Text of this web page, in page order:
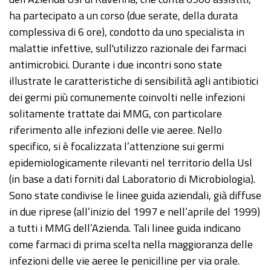
ha partecipato a un corso (due serate, della durata
complessiva di 6 ore), condotto da uno specialista in
malattie infettive, sull'utilizzo razionale dei farmaci
antimicrobici. Durante i due incontri sono state
illustrate le caratteristiche di sensibilità agli antibiotici
dei germi più comunemente coinvolti nelle infezioni
solitamente trattate dai MMG, con particolare
riferimento alle infezioni delle vie aeree. Nello
specifico, si è focalizzata l’attenzione sui germi
epidemiologicamente rilevanti nel territorio della Usl
(in base a dati forniti dal Laboratorio di Microbiologia).
Sono state condivise le linee guida aziendali, già diffuse
in due riprese (all’inizio del 1997 e nell’aprile del 1999)
a tutti i MMG dell’Azienda. Tali linee guida indicano
come farmaci di prima scelta nella maggioranza delle
infezioni delle vie aeree le penicilline per via orale.